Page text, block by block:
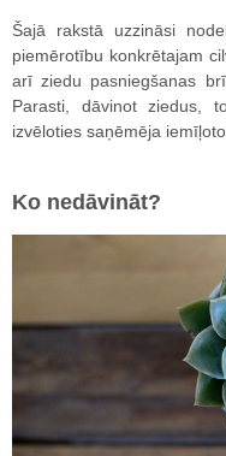
Šajā rakstā uzzināsi
piemērotību konkrētajam
arī ziedu pasniegšanas
Parasti, dāvinot ziedus,
izvēloties saņēmēja
Ko nedāvināt?